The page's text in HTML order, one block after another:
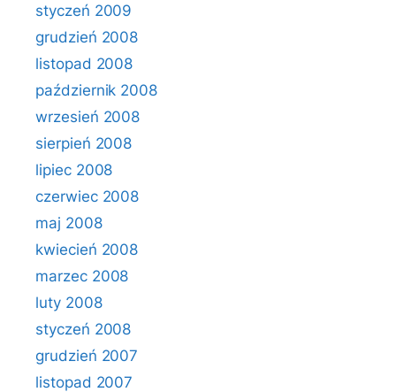
styczeń 2009
grudzień 2008
listopad 2008
październik 2008
wrzesień 2008
sierpień 2008
lipiec 2008
czerwiec 2008
maj 2008
kwiecień 2008
marzec 2008
luty 2008
styczeń 2008
grudzień 2007
listopad 2007